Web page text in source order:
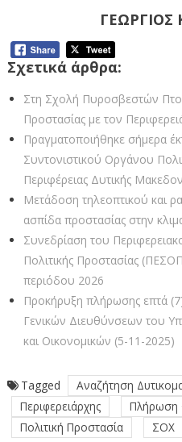
ΓΕΩΡΓΙΟΣ
Σχετικά άρθρα:
Στη Σχολή Πυροσβεστών
Προστασίας με τον
Πραγματοποιήθηκε σήμερα
Συντονιστικού Οργάνου
Περιφέρειας Δυτικής
Μετάδοση τηλεοπτικού και
ασπίδα προστασίας στην
Συνεδρίαση του
Πολιτικής Προστασίας
περιόδου 2026
Προκήρυξη πλήρωσης επτά
Γενικών Διευθύνσεων του
και Οικονομικών (5-11-2025)
Tagged
Αναζήτηση
Περιφερειάρχης
Πλήρωση
Πολιτική Προστασία
ΣΟΧ